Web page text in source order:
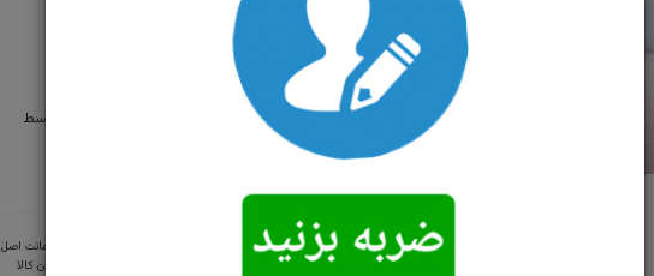
ویژگی‌های محصول
عیار نقره: ۹۲۵
مزین به: ذکر کامل شرف الشمس به حروف ابجد حکاکی شرف الشمس هر ساله توسط
اساتید متدین و متبحر...
امکان تحویل
امکان پرداخت
در محل
ضمانت اصل
بودن کالا